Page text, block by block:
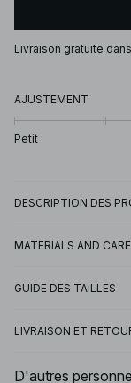
Livraison gratuite
AJUSTEMENT
Petit
DESCRIPTION DES
MATERIALS AND CARE
GUIDE DES TAILLES
LIVRAISON ET
D'autres